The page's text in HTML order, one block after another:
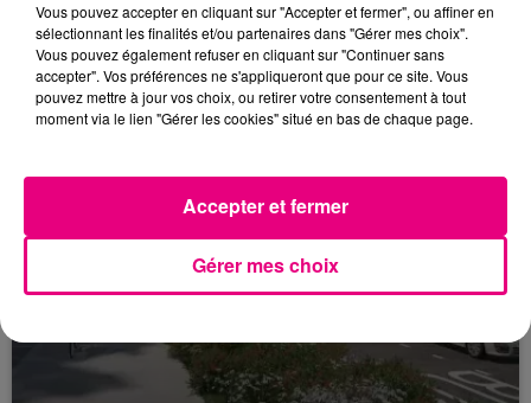
Vous pouvez accepter en cliquant sur "Accepter et fermer", ou affiner en
sélectionnant les finalités et/ou partenaires dans "Gérer mes choix".
Vous pouvez également refuser en cliquant sur "Continuer sans
accepter". Vos préférences ne s'appliqueront que pour ce site. Vous
pouvez mettre à jour vos choix, ou retirer votre consentement à tout
moment via le lien "Gérer les cookies" situé en bas de chaque page.
Gérer mes choix
Accepter et fermer